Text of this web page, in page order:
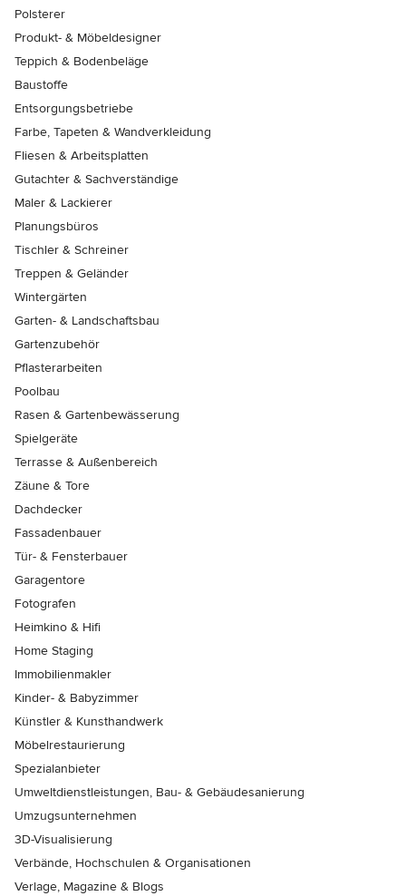
Polsterer
Produkt- & Möbeldesigner
Teppich & Bodenbeläge
Baustoffe
Entsorgungsbetriebe
Farbe, Tapeten & Wandverkleidung
Fliesen & Arbeitsplatten
Gutachter & Sachverständige
Maler & Lackierer
Planungsbüros
Tischler & Schreiner
Treppen & Geländer
Wintergärten
Garten- & Landschaftsbau
Gartenzubehör
Pflasterarbeiten
Poolbau
Rasen & Gartenbewässerung
Spielgeräte
Terrasse & Außenbereich
Zäune & Tore
Dachdecker
Fassadenbauer
Tür- & Fensterbauer
Garagentore
Fotografen
Heimkino & Hifi
Home Staging
Immobilienmakler
Kinder- & Babyzimmer
Künstler & Kunsthandwerk
Möbelrestaurierung
Spezialanbieter
Umweltdienstleistungen, Bau- & Gebäudesanierung
Umzugsunternehmen
3D-Visualisierung
Verbände, Hochschulen & Organisationen
Verlage, Magazine & Blogs